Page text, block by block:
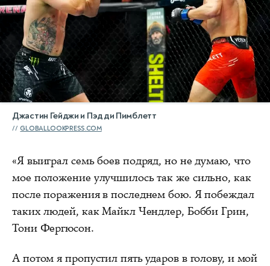
Джастин Гейджи и Пэдди Пимблетт
GLOBALLOOKPRESS.COM
«Я выиграл семь боев подряд, но не думаю, что
мое положение улучшилось так же сильно, как
после поражения в последнем бою. Я побеждал
таких людей, как Майкл Чендлер, Бобби Грин,
Тони Фергюсон.
А потом я пропустил пять ударов в голову, и мой